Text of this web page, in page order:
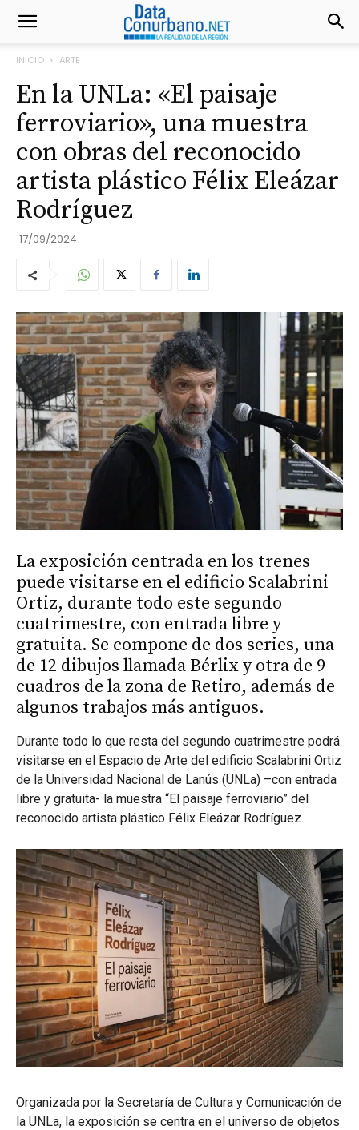
INICIO ARTE
En la UNLa: «El paisaje
ferroviario», una muestra
con obras del reconocido
artista plástico Félix Eleázar
Rodríguez
17/09/2024
La exposición centrada en los trenes
puede visitarse en el edificio Scalabrini
Ortiz, durante todo este segundo
cuatrimestre, con entrada libre y
gratuita. Se compone de dos series, una
de 12 dibujos llamada Bérlix y otra de 9
cuadros de la zona de Retiro, además de
algunos trabajos más antiguos.
Durante todo lo que resta del segundo cuatrimestre podrá
visitarse en el Espacio de Arte del edificio Scalabrini Ortiz
de la Universidad Nacional de Lanús (UNLa) –con entrada
libre y gratuita- la muestra “El paisaje ferroviario” del
reconocido artista plástico Félix Eleázar Rodríguez.
Organizada por la Secretaría de Cultura y Comunicación de
la UNLa, la exposición se centra en el universo de objetos